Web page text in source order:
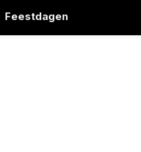
Feestdagen